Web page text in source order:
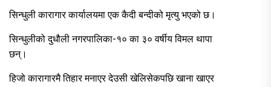
सिन्धुली कारागार कार्यालयमा एक कैदी बन्दीको मृत्यु भएको छ।
सिन्धुलीको दुधौली नगरपालिका-१० का ३० वर्षीय विमल थापा
छन्।
हिजो कारागारमै तिहार मनाएर देउसी खेलिसेकपछि खाना खाएर